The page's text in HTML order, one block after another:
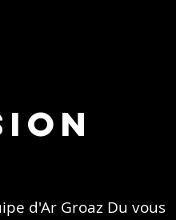
d'Ar Groaz Du vous